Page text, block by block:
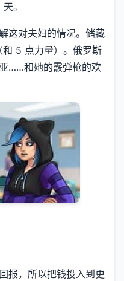
。
这对夫妇的情况。储藏
和 5 点力量）。俄罗斯
……和她的霰弹枪的欢
报，所以把钱投入到更